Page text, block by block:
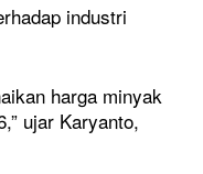
industri
harga minyak
ujar Karyanto,